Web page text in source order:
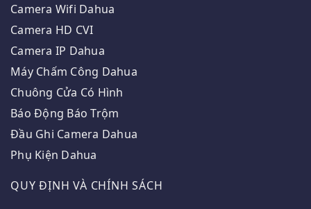
Camera Wifi Dahua
Camera HD CVI
Camera IP Dahua
Máy Chấm Công Dahua
Chuông Cửa Có Hình
Báo Động Báo Trộm
Đầu Ghi Camera Dahua
Phụ Kiện Dahua
QUY ĐỊNH VÀ CHÍNH SÁCH